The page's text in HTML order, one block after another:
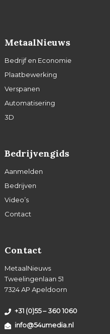
MetaalNieuws
Bedrijf en Economie
Plaatbewerking
Verspanen
Automatisering
3D
Bedrijvengids
Aanmelden
Bedrijven
Video’s
Contact
Contact
MetaalNieuws
Tweelingenlaan 51
7324 AP Apeldoorn
+31 (0)55 – 360 1060
info@54umedia.nl